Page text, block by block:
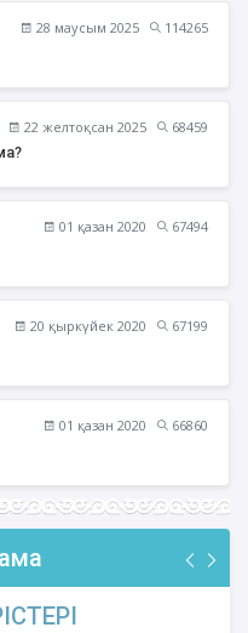
28 маусым 2025
114265
22 желтоқсан 2025
68459
01 қазан 2020
67494
20 қыркүйек 2020
67199
01 қазан 2020
66860